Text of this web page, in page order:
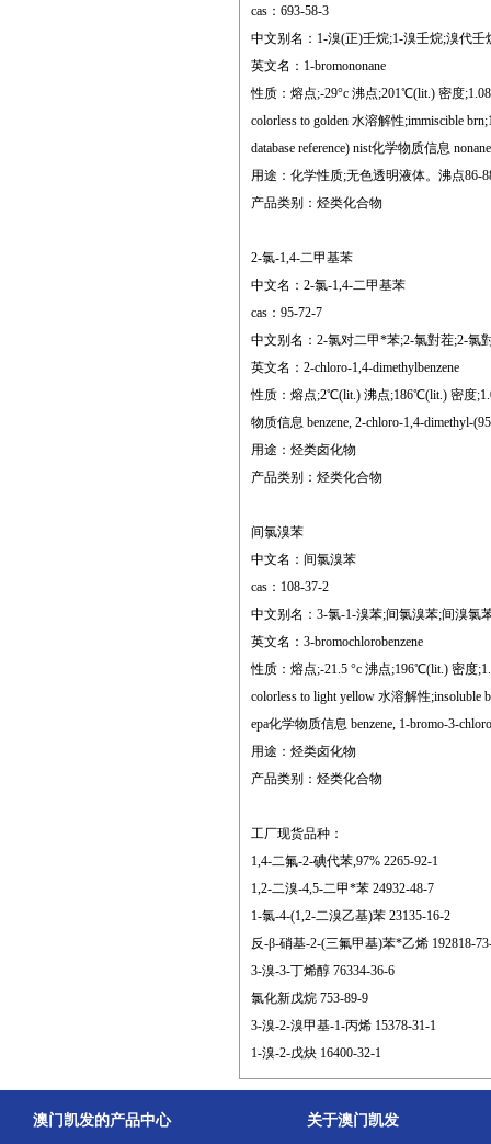
cas：693-58-3
中文别名：1-溴(正)壬烷;1-溴壬烷;溴代
英文名：1-bromononane
性质：熔点;-29°c 沸点;201℃(lit.) 密度
colorless to golden 水溶解性;immiscible
database reference) nist化学物质信息
用途：化学性质;无色透明液体。沸点86-
产品类别：烃类化合物
2-氯-1,4-二甲基苯
中文名：2-氯-1,4-二甲基苯
cas：95-72-7
中文别名：2-氯对二甲*苯;2-氯對茬;2-氯
英文名：2-chloro-1,4-dimethylbenzene
性质：熔点;2℃(lit.) 沸点;186℃(lit.) 密度
物质信息 benzene, 2-chloro-1,4-dimethyl-
用途：烃类卤化物
产品类别：烃类化合物
间氯溴苯
中文名：间氯溴苯
cas：108-37-2
中文别名：3-氯-1-溴苯;间氯溴苯;间溴氯
英文名：3-bromochlorobenzene
性质：熔点;-21.5 °c 沸点;196℃(lit.) 密度
colorless to light yellow 水溶解性;insoluble
epa化学物质信息 benzene, 1-bromo-3-
用途：烃类卤化物
产品类别：烃类化合物
工厂现货品种：
1,4-二氟-2-碘代苯,97% 2265-92-1
1,2-二溴-4,5-二甲*苯 24932-48-7
1-氯-4-(1,2-二溴乙基)苯 23135-16-2
反-β-硝基-2-(三氟甲基)苯*乙烯 192818-
3-溴-3-丁烯醇 76334-36-6
氯化新戊烷 753-89-9
3-溴-2-溴甲基-1-丙烯 15378-31-1
1-溴-2-戊炔 16400-32-1
澳门凯发的产品中心 关于澳门凯发